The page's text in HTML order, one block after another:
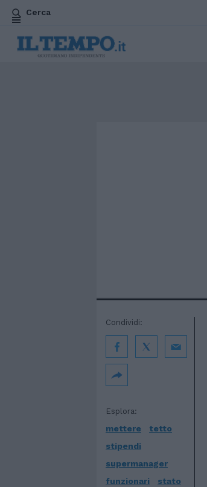
Cerca
Esplora:
mettere
tetto
stipendi
supermanager
funzionari
stato
Condividi: